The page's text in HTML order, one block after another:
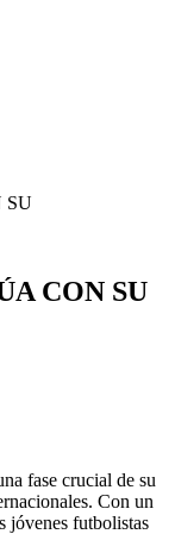
SU
CON SU
fase crucial de su
Con un
jóvenes futbolistas